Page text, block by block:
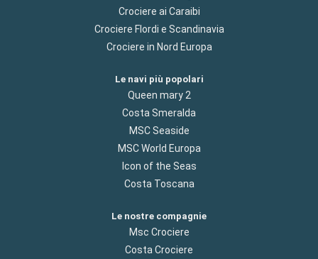
Crociere ai Caraibi
Crociere Flordi e Scandinavia
Crociere in Nord Europa
Le navi più popolari
Queen mary 2
Costa Smeralda
MSC Seaside
MSC World Europa
Icon of the Seas
Costa Toscana
Le nostre compagnie
Msc Crociere
Costa Crociere